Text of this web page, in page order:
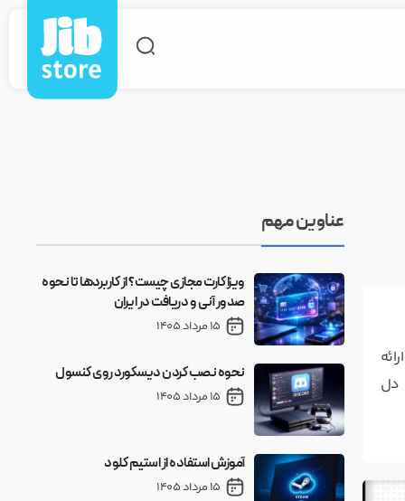
دل
عناوین مهم
ویزا کارت مجازی چیست؟ از کاربردها تا نحوه
صدور آنی و دریافت در ایران
15 مرداد 1405
نحوه نصب کردن دیسکورد روی کنسول
15 مرداد 1405
آموزش استفاده از استیم کلود
15 مرداد 1405